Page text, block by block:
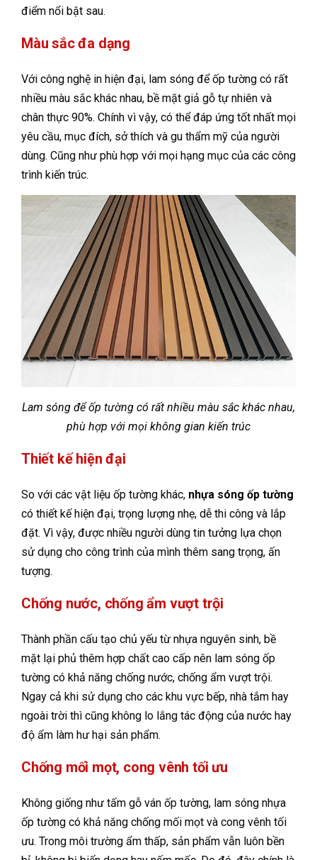
điểm nổi bật sau.
Màu sắc đa dạng
Với công nghệ in hiện đại, lam sóng để ốp tường có rất
nhiều màu sắc khác nhau, bề mặt giả gỗ tự nhiên và
chân thực 90%. Chính vì vậy, có thể đáp ứng tốt nhất mọi
yêu cầu, mục đích, sở thích và gu thẩm mỹ của người
dùng. Cũng như phù hợp với mọi hạng mục của các công
trình kiến trúc.
Lam sóng để ốp tường có rất nhiều màu sắc khác nhau,
phù hợp với mọi không gian kiến trúc
Thiết kế hiện đại
So với các vật liệu ốp tường khác, nhựa sóng ốp tường
có thiết kế hiện đại, trọng lượng nhẹ, dễ thi công và lắp
đặt. Vì vậy, được nhiều người dùng tin tưởng lựa chọn
sử dụng cho công trình của mình thêm sang trọng, ấn
tượng.
Chống nước, chống ẩm vượt trội
Thành phần cấu tạo chủ yếu từ nhựa nguyên sinh, bề
mặt lại phủ thêm hợp chất cao cấp nên lam sóng ốp
tường có khả năng chống nước, chống ẩm vượt trội.
Ngay cả khi sử dụng cho các khu vực bếp, nhà tắm hay
ngoài trời thì cũng không lo lắng tác động của nước hay
độ ẩm làm hư hại sản phẩm.
Chống mối mọt, cong vênh tối ưu
Không giống như tấm gỗ ván ốp tường, lam sóng nhựa
ốp tường có khả năng chống mối mọt và cong vênh tối
ưu. Trong môi trường ẩm thấp, sản phẩm vẫn luôn bền